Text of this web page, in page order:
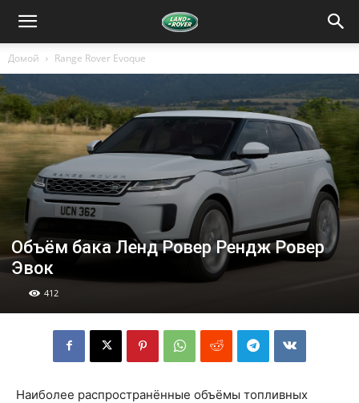
Домой Range Rover Evoque
Объём бака Ленд Ровер Рендж Ровер
Эвок
412
Наиболее распространённые объёмы топливных